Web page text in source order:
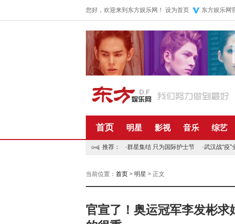
您好，欢迎来到东方娱乐网！ 设为首页 东方娱乐网
首页 明星 影视 音乐 综艺
推荐： ·群星集结 只为国际护士节 ·武汉战“疫”
当前位置： 首页 > 明星 > 正文
官宣了！奥运冠军李发彬